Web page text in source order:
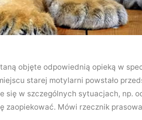
objęte odpowiednią opieką w
starej motylarni powstało
się w szczególnych sytuacjach, np.
Mówi rzecznik